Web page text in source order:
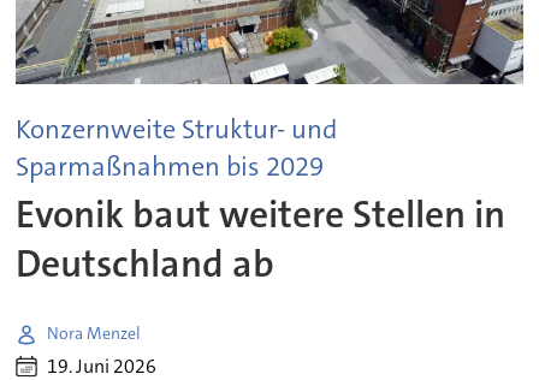
Konzernweite Struktur- und
Sparmaßnahmen bis 2029
Evonik baut weitere Stellen in
Deutschland ab
Nora Menzel
19. Juni 2026